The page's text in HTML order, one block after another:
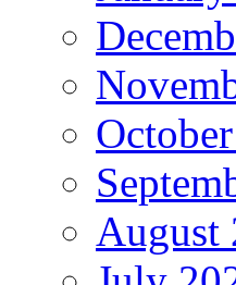
August